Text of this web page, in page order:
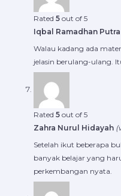
Rated 5 out of 5
Iqbal Ramadhan Putra
Walau kadang ada
jelasin berulang-ulang.
Rated 5 out of 5
Zahra Nurul Hidayah
Setelah ikut beberapa
banyak belajar yang
perkembangan nyata.